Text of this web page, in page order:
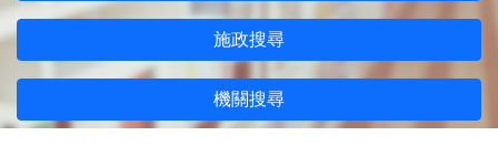
施政搜尋
機關搜尋